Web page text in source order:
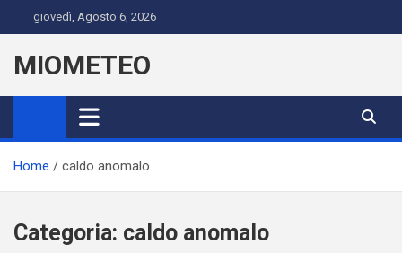
to
content
giovedì, Agosto 6, 2026
MIOMETEO
Home caldo anomalo
Categoria: caldo anomalo